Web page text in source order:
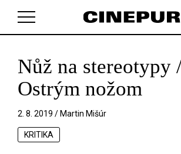
V košíku zatím
Nůž na stereotypy
Ostrým nožom
2. 8. 2019 / Martin Mišúr
KRITIKA